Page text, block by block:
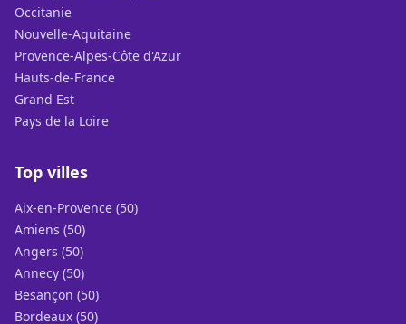
Occitanie
Nouvelle-Aquitaine
Provence-Alpes-Côte d'Azur
Hauts-de-France
Grand Est
Pays de la Loire
Top villes
Aix-en-Provence (50)
Amiens (50)
Angers (50)
Annecy (50)
Besançon (50)
Bordeaux (50)